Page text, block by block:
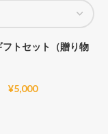
トセット（贈り物
¥5,000